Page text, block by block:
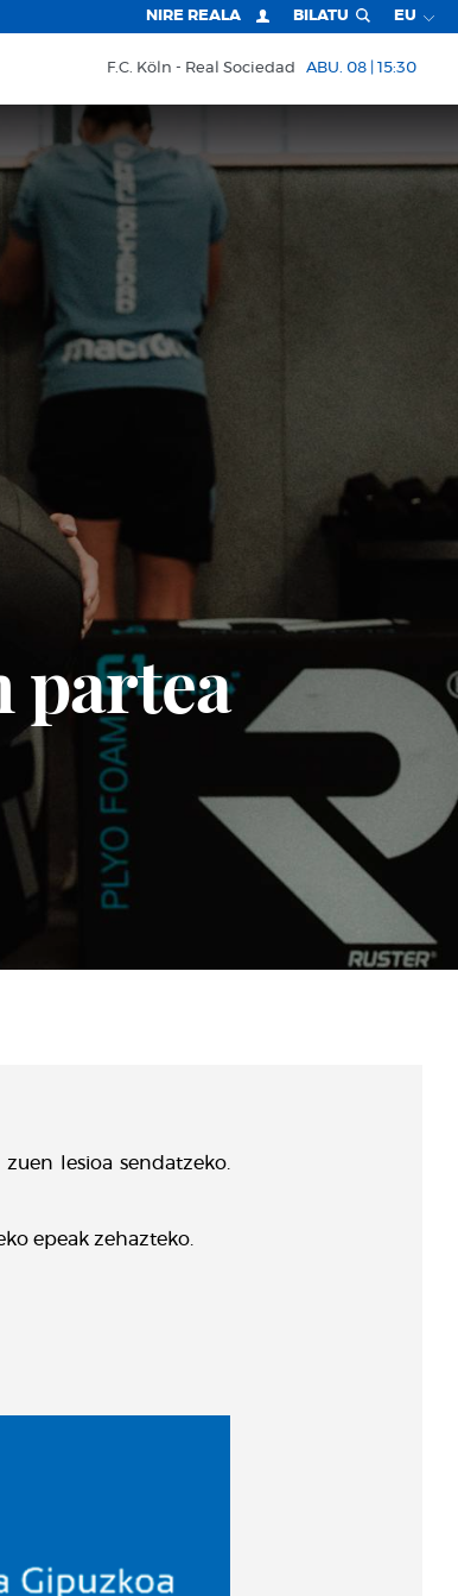
NIRE REALA BILATU EU
F.C. Köln Real Sociedad ABU. 08 | 15:30
partea
lesioa sendatzeko.
epeak zehazteko.